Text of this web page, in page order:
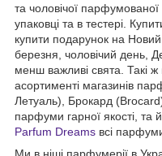
та чоловічої
упаковці та в тестері.
купити подарунок на
березня, чоловічий день,
менш важливі свята. Такі
асортименті магазинів
Летуаль), Брокард
парфуми гарної якості, та
Parfum Dreams всі